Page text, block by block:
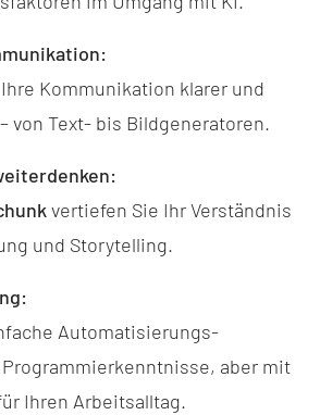
Kommunikation klarer und
von Text- bis Bildgeneratoren.
vertiefen Sie Ihr Verständnis
und Storytelling.
Automatisierungs-
aber mit
Ihren Arbeitsalltag.